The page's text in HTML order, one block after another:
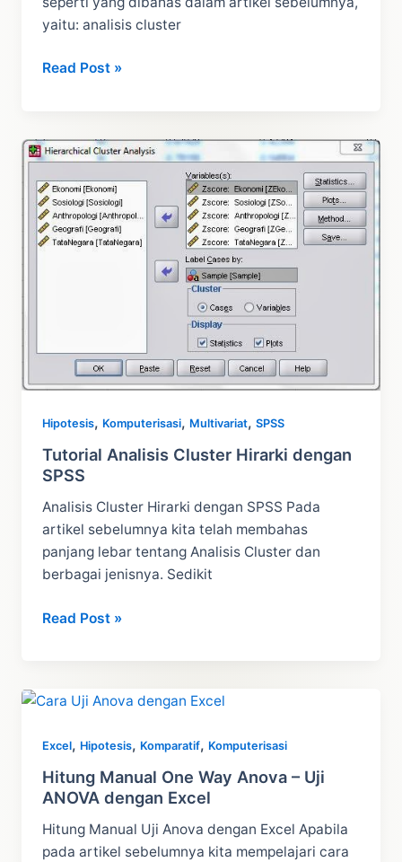
yaitu: analisis cluster
Interprestasi
dengan
SPSS
Read Post »
Hipotesis, Komputerisasi, Multivariat,SPSS
Tutorial Analisis Cluster Hirarki dengan
SPSS
Analisis Cluster Hirarki dengan SPSS Pada
artikel sebelumnya kita telah membahas
panjang lebar tentang Analisis Cluster dan
berbagai jenisnya. Sedikit
Tutorial
dengan
Read Post »
Excel, Hipotesis, Komparatif, Komputerisasi
Hitung Manual One Way Anova – Uji
ANOVA dengan Excel
Hitung Manual Uji Anova dengan Excel Apabila
pada artikel sebelumnya kita mempelajari cara